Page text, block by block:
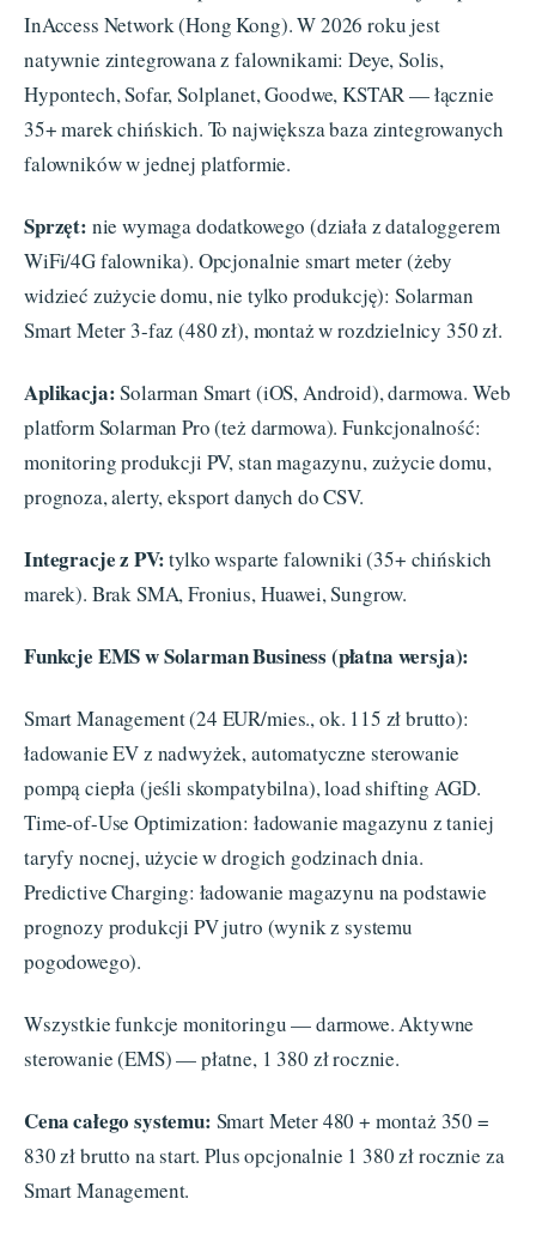
InAccess Network (Hong Kong). W 2026 roku jest
natywnie zintegrowana z falownikami: Deye, Solis,
Hypontech, Sofar, Solplanet, Goodwe, KSTAR — łącznie
35+ marek chińskich. To największa baza zintegrowanych
falowników w jednej platformie.
Sprzęt: nie wymaga dodatkowego (działa z dataloggerem
WiFi/4G falownika). Opcjonalnie smart meter (żeby
widzieć zużycie domu, nie tylko produkcję): Solarman
Smart Meter 3-faz (480 zł), montaż w rozdzielnicy 350 zł.
Aplikacja:Solarman Smart (iOS, Android), darmowa. Web
platform Solarman Pro (też darmowa). Funkcjonalność:
monitoring produkcji PV, stan magazynu, zużycie domu,
prognoza, alerty, eksport danych do CSV.
Integracje z PV:tylko wsparte falowniki (35+ chińskich
marek). Brak SMA, Fronius, Huawei, Sungrow.
Funkcje EMS w Solarman Business (płatna wersja):
Smart Management (24 EUR/mies., ok. 115 zł brutto):
ładowanie EV z nadwyżek, automatyczne sterowanie
pompą ciepła (jeśli skompatybilna), load shifting AGD.
Time-of-Use Optimization: ładowanie magazynu z taniej
taryfy nocnej, użycie w drogich godzinach dnia.
Predictive Charging: ładowanie magazynu na podstawie
prognozy produkcji PV jutro (wynik z systemu
pogodowego).
Wszystkie funkcje monitoringu — darmowe. Aktywne
sterowanie (EMS) — płatne, 1 380 zł rocznie.
Cena całego systemu: Smart Meter 480 + montaż 350 =
830 zł brutto na start. Plus opcjonalnie 1 380 zł rocznie za
Smart Management.